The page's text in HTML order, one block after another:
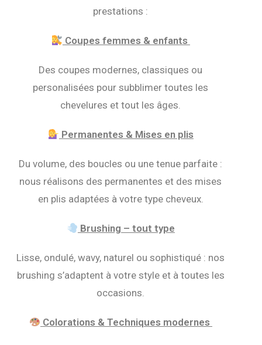
prestations :
Coupes femmes & enfants
Des coupes modernes, classiques ou
personalisées pour subblimer toutes les
chevelures et tout les âges.
Permanentes & Mises en plis
Du volume, des boucles ou une tenue parfaite :
nous réalisons des permanentes et des mises
en plis adaptées à votre type cheveux.
Brushing – tout type
Lisse, ondulé, wavy, naturel ou sophistiqué : nos
brushing s’adaptent à votre style et à toutes les
occasions.
Colorations & Techniques modernes